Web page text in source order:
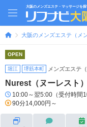
大阪のメンズエステ・マッサージを探
大阪のメンズエステ（メ
OPEN
堀江 堺筋本町 メンズエステ
Nurest（ヌーレスト）
10:00～翌5:00（受付時間
90分14,000円～